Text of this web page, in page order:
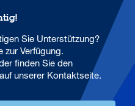
Sie Unterstützung?
Verfügung.
finden Sie den
unserer Kontaktseite.